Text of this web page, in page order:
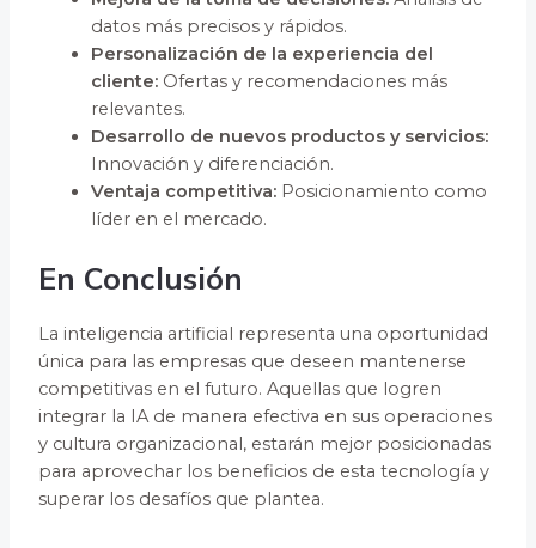
datos más precisos y rápidos.
Personalización de la experiencia del
cliente: Ofertas y recomendaciones más
relevantes.
Desarrollo de nuevos productos y servicios:
Innovación y diferenciación.
Ventaja competitiva: Posicionamiento como
líder en el mercado.
En Conclusión
La inteligencia artificial representa una oportunidad
única para las empresas que deseen mantenerse
competitivas en el futuro. Aquellas que logren
integrar la IA de manera efectiva en sus operaciones
y cultura organizacional, estarán mejor posicionadas
para aprovechar los beneficios de esta tecnología y
superar los desafíos que plantea.